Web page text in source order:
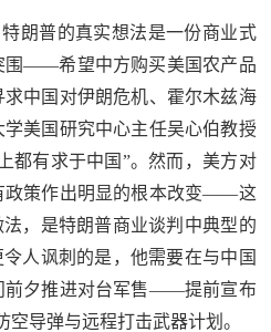
朗普的真实想法是一份商业式
围——希望中方购买美国农产品
中国对伊朗危机、霍尔木兹海
美国研究中心主任吴心伯教授
都有求于中国”。然而，美方对
政策作出明显的根本改变——这
，是特朗普商业谈判中典型的
人讽刺的是，他需要在与中国
前夕推进对台军售——提前宣布
空导弹与远程打击武器计划。